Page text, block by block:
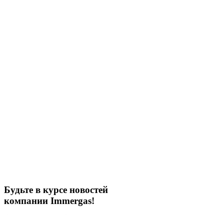
Будьте в курсе новостей
компании Immergas!